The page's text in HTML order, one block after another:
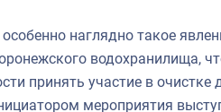
особенно наглядно такое
водохранилища,
принять участие в
мероприятия